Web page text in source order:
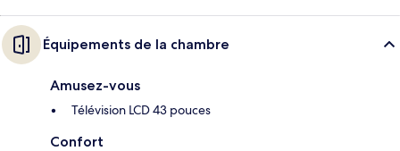
Équipements de la chambre
Amusez-vous
Télévision LCD 43 pouces
Confort